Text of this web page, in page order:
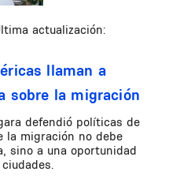
actualización:
llaman a
sobre la migración
defendió políticas de
la migración no debe
sino a una oportunidad